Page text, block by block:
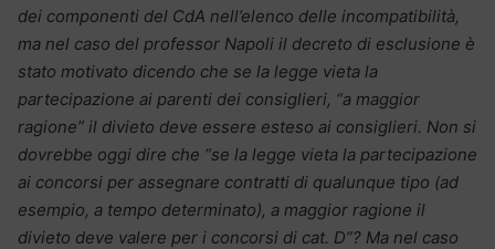
dei componenti del CdA nell’elenco delle incompatibilità,
ma nel caso del professor Napoli il decreto di esclusione è
stato motivato dicendo che se la legge vieta la
partecipazione ai parenti dei consiglieri, “a maggior
ragione” il divieto deve essere esteso ai consiglieri. Non si
dovrebbe oggi dire che “se la legge vieta la partecipazione
ai concorsi per assegnare contratti di qualunque tipo (ad
esempio, a tempo determinato), a maggior ragione il
divieto deve valere per i concorsi di cat. D”? Ma nel caso